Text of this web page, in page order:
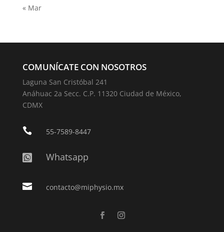
« Mar
COMUNÍCATE CON NOSOTROS
Laguna San Cristóbal 241
Anáhuac 2a Secc. C.P. 11320 Ciudad de México,
CDMX
 55-7589-8447
 Whatsapp
 contacto@miphysio.mx